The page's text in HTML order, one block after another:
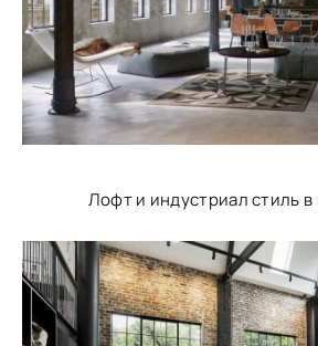
Лофт и индустриал стиль